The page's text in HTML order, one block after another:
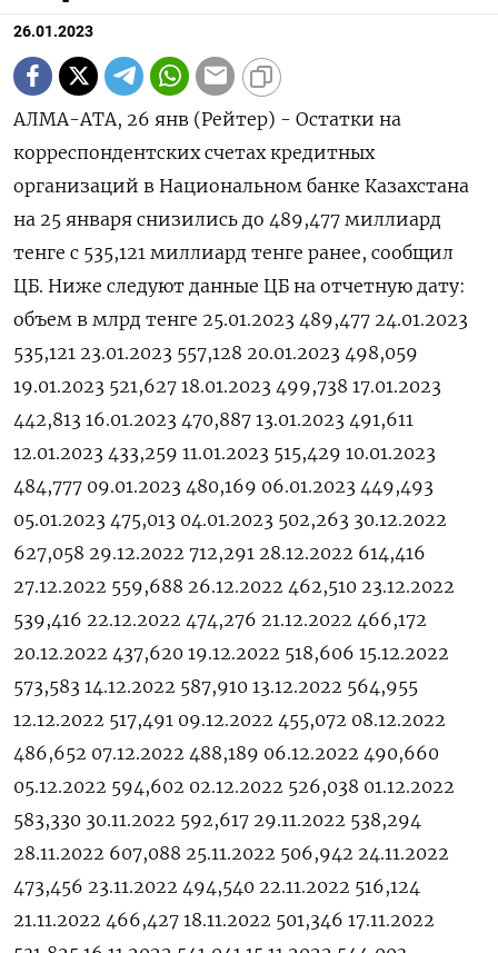
26.01.2023
АЛМА-АТА, 26 янв (Рейтер) - Остатки на
корреспондентских счетах кредитных
организаций в Национальном банке Казахстана
на 25 января снизились до 489,477 миллиард
тенге с 535,121 миллиард тенге ранее, сообщил
ЦБ. Ниже следуют данные ЦБ на отчетную дату:
объем в млрд тенге 25.01.2023 489,477 24.01.2023
535,121 23.01.2023 557,128 20.01.2023 498,059
19.01.2023 521,627 18.01.2023 499,738 17.01.2023
442,813 16.01.2023 470,887 13.01.2023 491,611
12.01.2023 433,259 11.01.2023 515,429 10.01.2023
484,777 09.01.2023 480,169 06.01.2023 449,493
05.01.2023 475,013 04.01.2023 502,263 30.12.2022
627,058 29.12.2022 712,291 28.12.2022 614,416
27.12.2022 559,688 26.12.2022 462,510 23.12.2022
539,416 22.12.2022 474,276 21.12.2022 466,172
20.12.2022 437,620 19.12.2022 518,606 15.12.2022
573,583 14.12.2022 587,910 13.12.2022 564,955
12.12.2022 517,491 09.12.2022 455,072 08.12.2022
486,652 07.12.2022 488,189 06.12.2022 490,660
05.12.2022 594,602 02.12.2022 526,038 01.12.2022
583,330 30.11.2022 592,617 29.11.2022 538,294
28.11.2022 607,088 25.11.2022 506,942 24.11.2022
473,456 23.11.2022 494,540 22.11.2022 516,124
21.11.2022 466,427 18.11.2022 501,346 17.11.2022